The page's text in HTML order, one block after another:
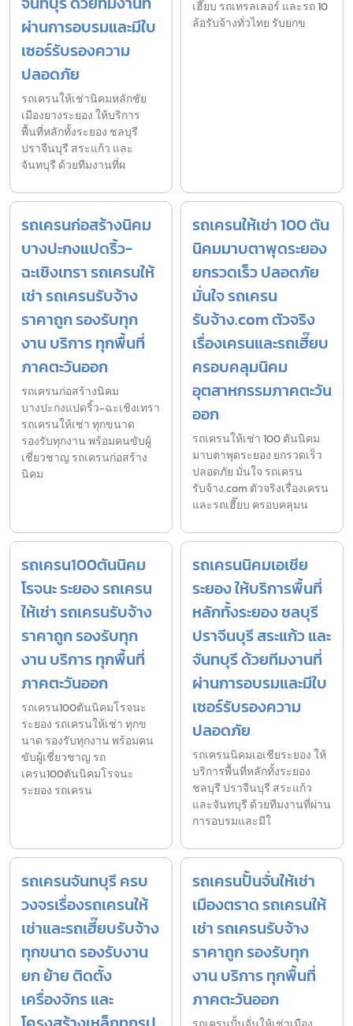
ผ่านการอบรมและมีใบ
เซอร์รับรองความ
ปลอดภัย
รถเครนให้เช่านิคมหลักชัย
เมืองยางระยอง ให้บริการ
พื้นที่หลักทั้งระยอง ชลบุรี
ปราจีนบุรี สระแก้ว และ
จันทบุรี ด้วยทีมงานที่ผ
เฮี๊ยบ รถเทรลเลอร์ และรถ 10
ล้อรับจ้างทั่วไทย รับยกข
รถเครนก่อสร้างนิคม
บางปะกงแปดริ้ว-
ฉะเชิงเทรา รถเครนให้
เช่า รถเครนรับจ้าง
ราคาถูก รองรับทุก
งาน บริการ ทุกพื้นที่
ภาคตะวันออก
รถเครนก่อสร้างนิคม
บางปะกงแปดริ้ว-ฉะเชิงเทรา
รถเครนให้เช่า ทุกขนาด
รองรับทุกงาน พร้อมคนขับผู้
เชี่ยวชาญ รถเครนก่อสร้าง
นิคม
รถเครนให้เช่า 100 ตัน
นิคมมาบตาพุดระยอง
ยกรวดเร็ว ปลอดภัย
มั่นใจ รถเครน
รับจ้าง.com ตัวจริง
เรื่องเครนและรถเฮี๊ยบ
ครอบคลุมนิคม
อุตสาหกรรมภาคตะวัน
ออก
รถเครนให้เช่า 100 ตันนิคม
มาบตาพุดระยอง ยกรวดเร็ว
ปลอดภัย มั่นใจ รถเครน
รับจ้าง.com ตัวจริงเรื่องเครน
และรถเฮี๊ยบ ครอบคลุมน
รถเครน100ตันนิคม
โรจนะ ระยอง รถเครน
ให้เช่า รถเครนรับจ้าง
ราคาถูก รองรับทุก
งาน บริการ ทุกพื้นที่
ภาคตะวันออก
รถเครน100ตันนิคมโรจนะ
ระยอง รถเครนให้เช่า ทุกข
นาด รองรับทุกงาน พร้อมคน
ขับผู้เชี่ยวชาญ รถ
เครน100ตันนิคมโรจนะ
ระยอง รถเครน
รถเครนนิคมเอเชีย
ระยอง ให้บริการพื้นที่
หลักทั้งระยอง ชลบุรี
ปราจีนบุรี สระแก้ว และ
จันทบุรี ด้วยทีมงานที่
ผ่านการอบรมและมีใบ
เซอร์รับรองความ
ปลอดภัย
รถเครนนิคมเอเชียระยอง ให้
บริการพื้นที่หลักทั้งระยอง
ชลบุรี ปราจีนบุรี สระแก้ว
และจันทบุรี ด้วยทีมงานที่ผ่าน
การอบรมและมีใ
รถเครนจันทบุรี ครบ
วงจรเรื่องรถเครนให้
เช่าและรถเฮี๊ยบรับจ้าง
ทุกขนาด รองรับงาน
ยก ย้าย ติดตั้ง
เครื่องจักร และ
รถเครนปั้นจั่นให้เช่า
เมืองตราด รถเครนให้
เช่า รถเครนรับจ้าง
ราคาถูก รองรับทุก
งาน บริการ ทุกพื้นที่
ภาคตะวันออก